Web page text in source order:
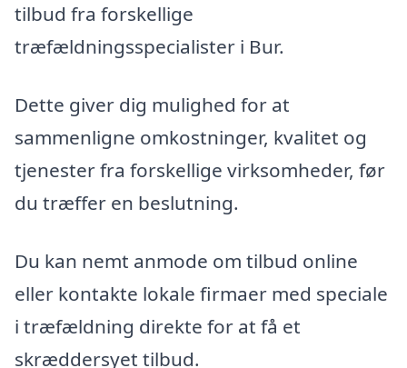
tilbud fra forskellige
træfældningsspecialister i Bur.
Dette giver dig mulighed for at
sammenligne omkostninger, kvalitet og
tjenester fra forskellige virksomheder, før
du træffer en beslutning.
Du kan nemt anmode om tilbud online
eller kontakte lokale firmaer med speciale
i træfældning direkte for at få et
skræddersyet tilbud.